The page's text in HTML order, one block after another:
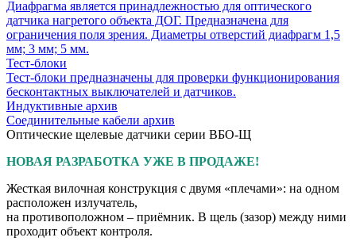
Диафрагма является принадлежностью для оптического
датчика нагретого объекта ДОГ. Предназначена для
ограничения поля зрения. Диаметры отверстий диафрагм 1,5
мм; 3 мм; 5 мм.
Тест-блоки
Тест-блоки предназначены для проверки функционирования
бесконтактных выключателей и датчиков.
Индуктивные архив
Соединительные кабели архив
Оптические щелевые датчики серии ВБО-Щ
НОВАЯ РАЗРАБОТКА УЖЕ В ПРОДАЖЕ!
Жесткая вилочная конструкция с двумя «плечами»: на одном
расположен излучатель,
на противоположном – приёмник. В щель (зазор) между ними
проходит объект контроля.